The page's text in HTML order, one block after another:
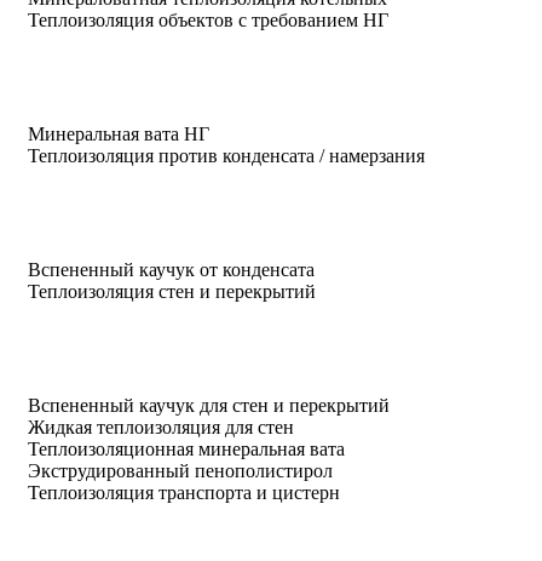
Теплоизоляция объектов с требованием НГ
Минеральная вата НГ
Теплоизоляция против конденсата / намерзания
Вспененный каучук от конденсата
Теплоизоляция стен и перекрытий
Вспененный каучук для стен и перекрытий
Жидкая теплоизоляция для стен
Теплоизоляционная минеральная вата
Экструдированный пенополистирол
Теплоизоляция транспорта и цистерн